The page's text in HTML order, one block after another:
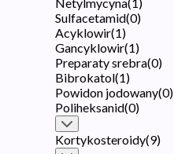
Sulfacetamid(0)
Acyklowir(1)
Gancyklowir(1)
Preparaty srebra(0)
Bibrokatol(1)
Powidon jodowany(0)
Poliheksanid(0)
Kortykosteroidy(9)